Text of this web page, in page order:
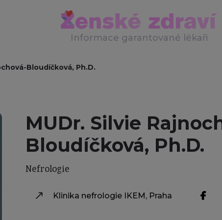
Bloudíčková, Ph.D.
Informace garantované lékaři
MUDr. Silvie
Bloudíčková, Ph.D.
Nefrologie
Klinika nefrologie IKEM, Praha